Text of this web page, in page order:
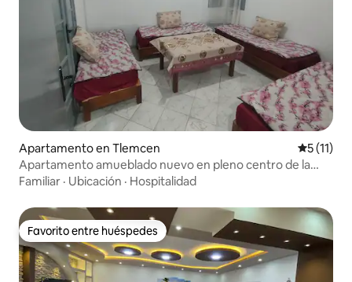
Apartamento en Tlemcen
5 (11)
Apartamento amueblado nuevo en pleno centro de la
ciudad 1ª planta
Familiar · Ubicación · Hospitalidad
Favorito entre huéspedes
Favorito entre huéspedes